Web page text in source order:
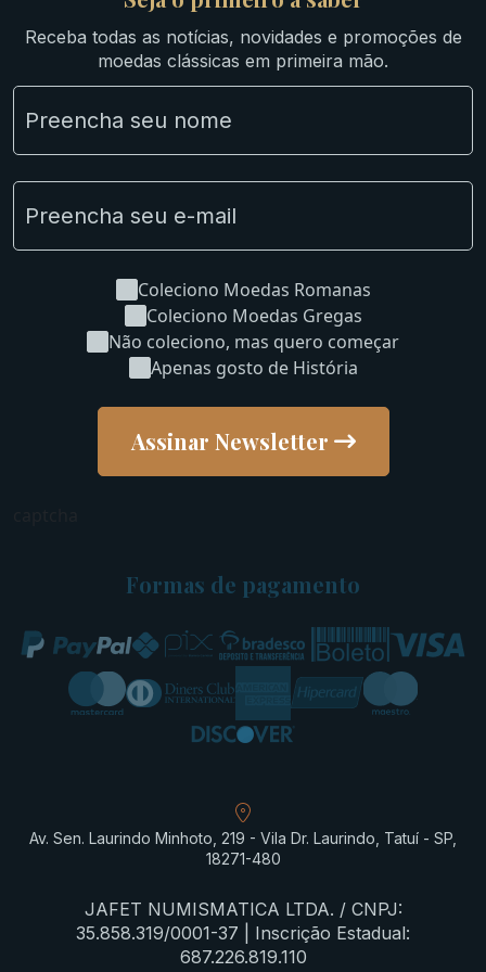
Ibéricas
Lotes Grandes
Material Numismático
NGC e NNC Encapsuladas
Novidades
Receba todas as notícias, novidades e promoções de
moedas clássicas em primeira mão.
Coleciono Moedas Romanas
Coleciono Moedas Gregas
Não coleciono, mas quero começar
Apenas gosto de História
Assinar Newsletter
Formas de pagamento
Av. Sen. Laurindo Minhoto, 219 - Vila Dr. Laurindo, Tatuí - SP,
18271-480
JAFET NUMISMATICA LTDA. / CNPJ:
35.858.319/0001-37 | Inscrição Estadual:
687.226.819.110